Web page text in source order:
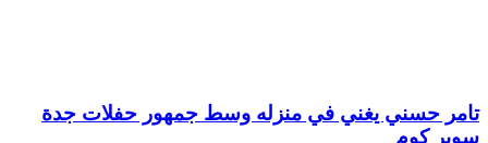
تامر حسني يغني في منزله وسط جمهور حفلات جدة
سوبر كوم